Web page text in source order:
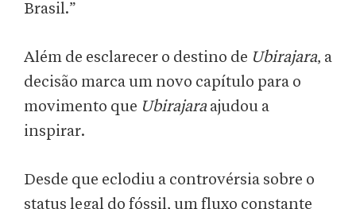
Brasil.”
Além de esclarecer o destino de Ubirajara, a
decisão marca um novo capítulo para o
movimento que Ubirajara ajudou a
inspirar.
Desde que eclodiu a controvérsia sobre o
status legal do fóssil, um fluxo constante